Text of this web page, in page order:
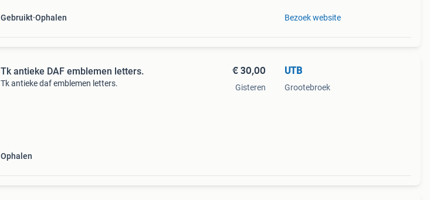
Gebruikt Ophalen Bezoek website
Tk antieke DAF emblemen letters.
Tk antieke daf emblemen letters.
Ophalen
€ 30,00
Gisteren
UTB
Grootebroek